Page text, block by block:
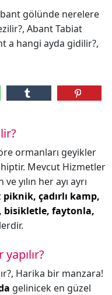
gölünde nerelere
Abant Tabiat
a hangi ayda gidilir?,
ormanları geyikler
Mevcut Hizmetler
yılın her ayı ayrı
piknik, çadırlı kamp,
bisikletle, faytonla,
Harika bir manzara!
gelinicek en güzel